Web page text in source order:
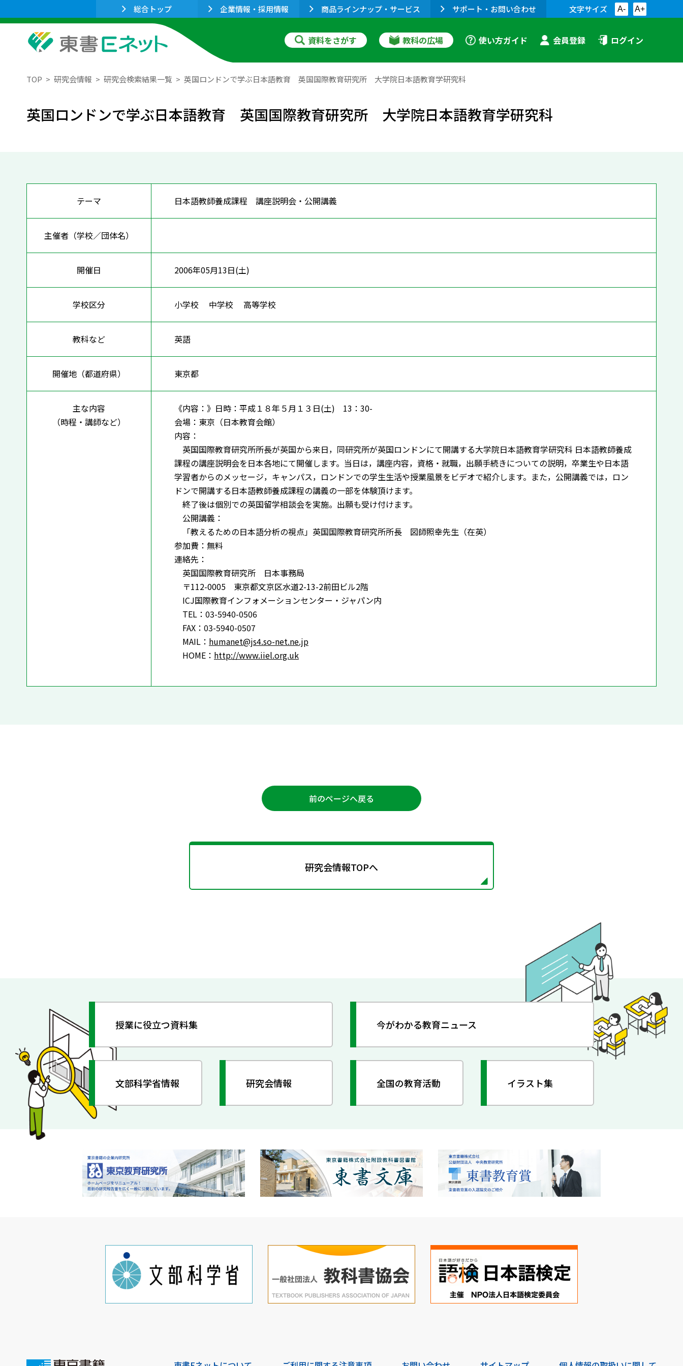
総合トップ 企業情報・採用情報 商品ラインナップ・サービス サポート・お問い合わせ 文字サイズ A- A+
資料をさがす 教科の広場 使い方ガイド 会員登録 ログイン
TOP 研究会情報 研究会検索結果一覧 英国ロンドンで学ぶ日本語教育 英国国際教育研究所 大学院日本語教育学研究科
英国ロンドンで学ぶ日本語教育 英国国際教育研究所 大学院日本語教育学研究科
テーマ 日本語教師養成課程 講座説明会・公開講義
主催者（学校／団体名）
開催日 2006年05月13日(土)
学校区分 小学校 中学校 高等学校
教科など 英語
開催地（都道府県） 東京都
主な内容
（時程・講師など）
《内容：》日時：平成１８年５月１３日(土) 13：30-
会場：東京（日本教育会館）
内容：
英国国際教育研究所所長が英国から来日，同研究所が英国ロンドンにて開講する大学院日本語教育学研究科 日本語教師養成
課程の講座説明会を日本各地にて開催します。当日は，講座内容，資格・就職，出願手続きについての説明，卒業生や日本語
学習者からのメッセージ，キャンパス，ロンドンでの学生生活や授業風景をビデオで紹介します。また，公開講義では，ロン
ドンで開講する日本語教師養成課程の講義の一部を体験頂けます。
終了後は個別での英国留学相談会を実施。出願も受け付けます。
公開講義：
「教えるための日本語分析の視点」英国国際教育研究所所長 図師照幸先生（在英）
参加費：無料
連絡先：
英国国際教育研究所 日本事務局
〒112-0005 東京都文京区水道2-13-2前田ビル2階
ICJ国際教育インフォメーションセンター・ジャパン内
TEL：03-5940-0506
FAX：03-5940-0507
MAIL： humanet@js4.so-net.ne.jp
HOME： http://www.iiel.org.uk
前のページへ戻る
研究会情報TOPへ
授業に役立つ資料集 今がわかる教育ニュース
文部科学省情報 研究会情報 全国の教育活動 イラスト集